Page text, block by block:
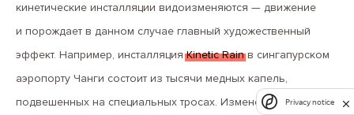
кинетические инсталляции видоизменяются — движение
и порождает в данном случае главный художественный
эффект. Например, инсталляцияKinetic Rainв сингапурском
аэропорту Чанги состоит из тысячи медных капель,
подвешенных на специальных тросах. ИзменениемPrivacy notice